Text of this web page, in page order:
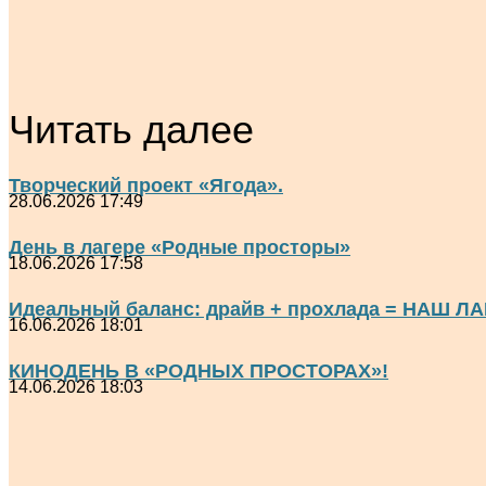
Читать далее
Творческий проект «Ягода».
28.06.2026 17:49
День в лагере «Родные просторы»
18.06.2026 17:58
Идеальный баланс: драйв + прохлада = НАШ
16.06.2026 18:01
КИНОДЕНЬ В «РОДНЫХ ПРОСТОРАХ»!
14.06.2026 18:03